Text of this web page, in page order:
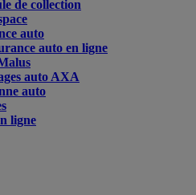
de collection
auto
auto en ligne
auto AXA
auto
ligne